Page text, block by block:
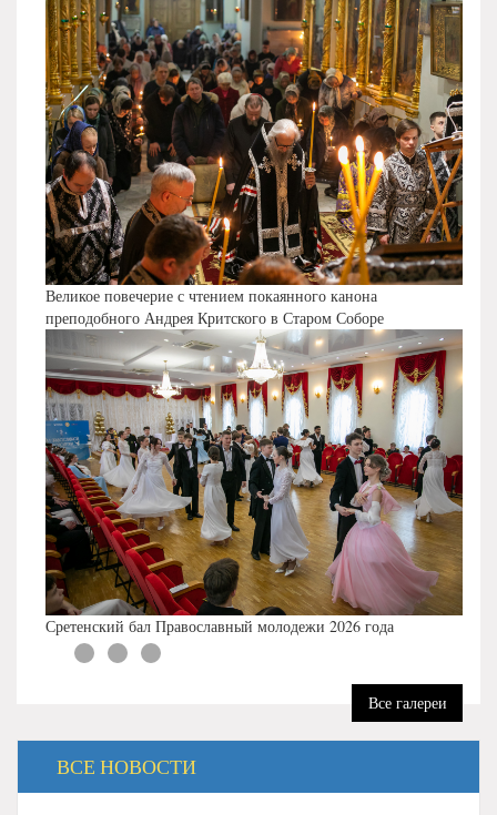
Великое повечерие с чтением покаянного канона
преподобного Андрея Критского в Старом Соборе
Сретенский бал Православный молодежи 2026 года
Все галереи
ВСЕ НОВОСТИ